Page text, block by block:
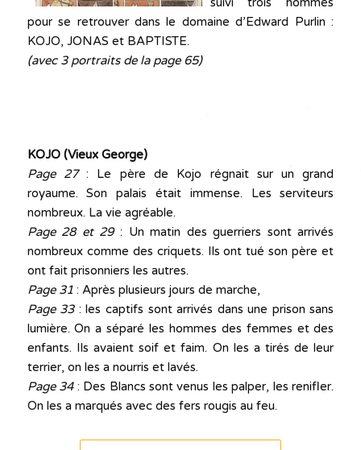
pour se retrouver dans le domaine d’Edward Purlin :
KOJO, JONAS et BAPTISTE.
(avec 3 portraits de la page 65)
KOJO (Vieux George)
Page 27: Le père de Kojo régnait sur un grand
royaume. Son palais était immense. Les serviteurs
nombreux. La vie agréable.
Page 28 et 29: Un matin des guerriers sont arrivés
nombreux comme des criquets. Ils ont tué son père et
ont fait prisonniers les autres.
Page 31: Après plusieurs jours de marche,
Page 33: les captifs sont arrivés dans une prison sans
lumière. On a séparé les hommes des femmes et des
enfants. Ils avaient soif et faim. On les a tirés de leur
terrier, on les a nourris et lavés.
Page 34: Des Blancs sont venus les palper, les renifler.
On les a marqués avec des fers rougis au feu.